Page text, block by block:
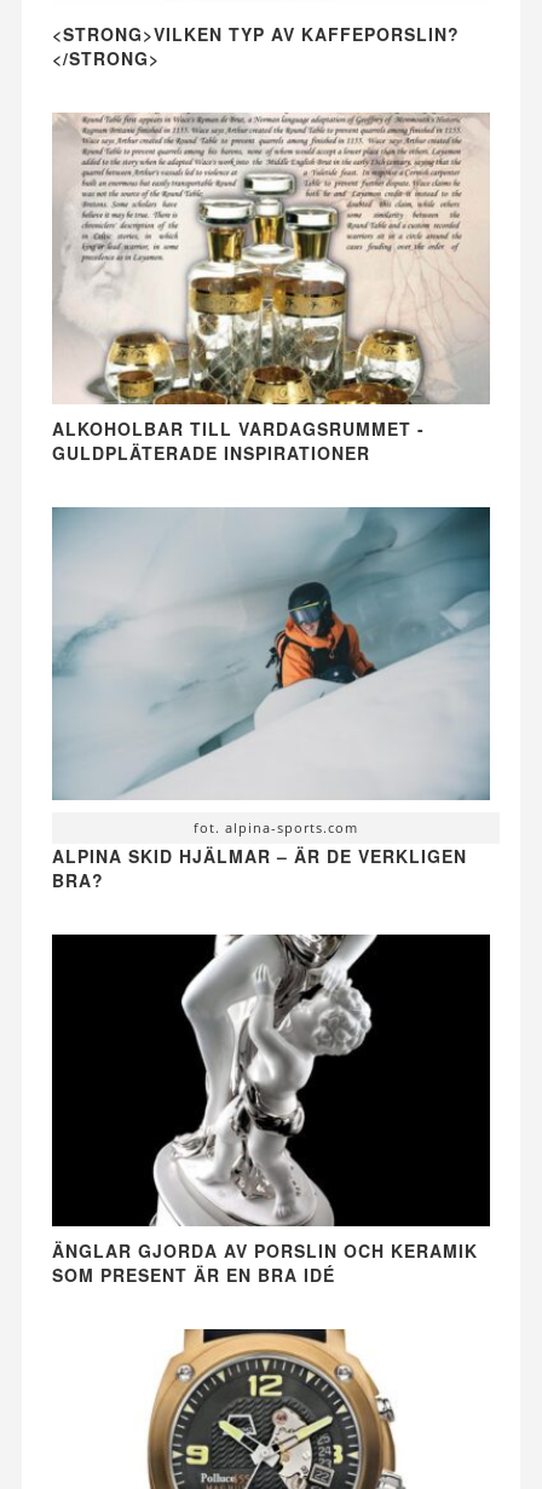
<STRONG>VILKEN TYP AV KAFFEPORSLIN?
</STRONG>
ALKOHOLBAR TILL VARDAGSRUMMET -
GULDPLÄTERADE INSPIRATIONER
fot. alpina-sports.com
ALPINA SKID HJÄLMAR – ÄR DE VERKLIGEN
BRA?
ÄNGLAR GJORDA AV PORSLIN OCH KERAMIK
SOM PRESENT ÄR EN BRA IDÉ